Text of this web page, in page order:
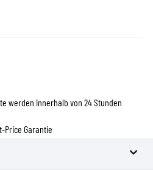
werden innerhalb von 24 Stunden
Price Garantie